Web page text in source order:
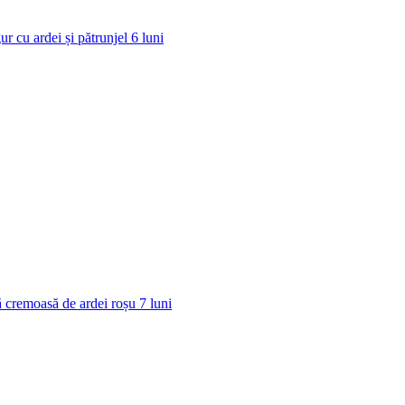
cu ardei și pătrunjel 6 luni
cremoasă de ardei roșu 7 luni